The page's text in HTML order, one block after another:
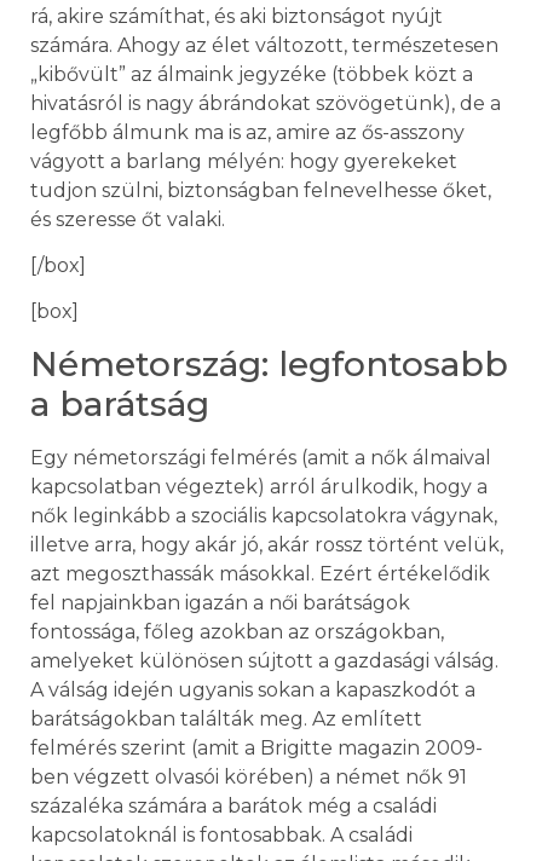
rá, akire számíthat, és aki biztonságot nyújt
számára. Ahogy az élet változott, természetesen
„kibővült” az álmaink jegyzéke (többek közt a
hivatásról is nagy ábrándokat szövögetünk), de a
legfőbb álmunk ma is az, amire az ős-asszony
vágyott a barlang mélyén: hogy gyerekeket
tudjon szülni, biztonságban felnevelhesse őket,
és szeresse őt valaki.
[/box]
[box]
Németország: legfontosabb
a barátság
Egy németországi felmérés (amit a nők álmaival
kapcsolatban végeztek) arról árulkodik, hogy a
nők leginkább a szociális kapcsolatokra vágynak,
illetve arra, hogy akár jó, akár rossz történt velük,
azt megoszthassák másokkal. Ezért értékelődik
fel napjainkban igazán a női barátságok
fontossága, főleg azokban az országokban,
amelyeket különösen sújtott a gazdasági válság.
A válság idején ugyanis sokan a kapaszkodót a
barátságokban találták meg. Az említett
felmérés szerint (amit a Brigitte magazin 2009-
ben végzett olvasói körében) a német nők 91
százaléka számára a barátok még a családi
kapcsolatoknál is fontosabbak. A családi